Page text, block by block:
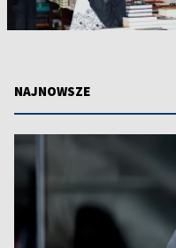
NAJNOWSZE